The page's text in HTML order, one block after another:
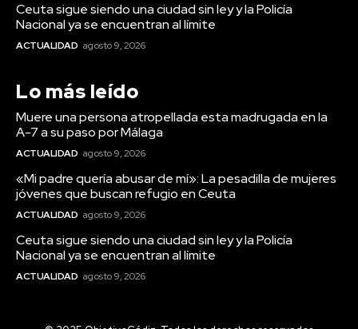
Ceuta sigue siendo una ciudad sin ley y la Policía
Nacional ya se encuentran al límite
ACTUALIDAD agosto 9, 2026
Lo más leído
Muere una persona atropellada esta madrugada en la
A-7 a su paso por Málaga
ACTUALIDAD agosto 9, 2026
«Mi padre quería abusar de mí»: La pesadilla de mujeres
jóvenes que buscan refugio en Ceuta
ACTUALIDAD agosto 9, 2026
Ceuta sigue siendo una ciudad sin ley y la Policía
Nacional ya se encuentran al límite
ACTUALIDAD agosto 9, 2026